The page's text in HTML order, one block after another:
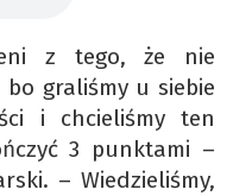
z tego, że nie
graliśmy u siebie
i chcieliśmy ten
3 punktami –
– Wiedzieliśmy,